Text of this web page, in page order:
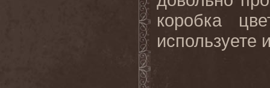
коробка
используете